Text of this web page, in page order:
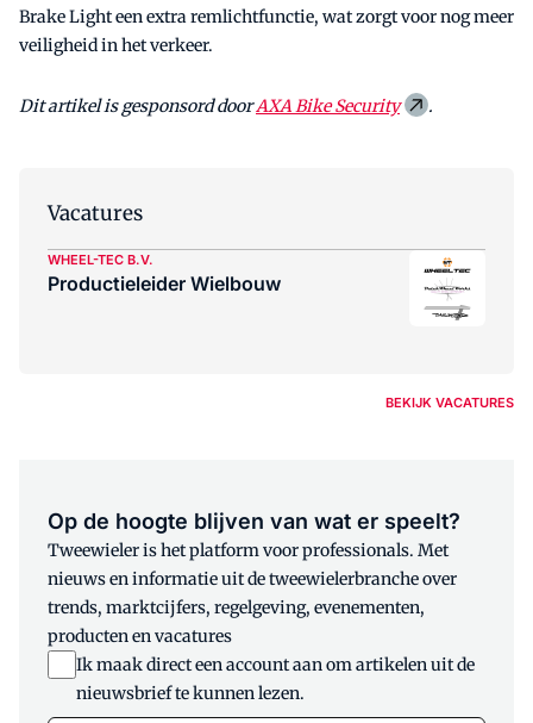
Brake Light een extra remlichtfunctie, wat zorgt voor nog meer
veiligheid in het verkeer.
Dit artikel is gesponsord doorAXA Bike Security .
Vacatures
WHEEL-TEC B.V.
Productieleider Wielbouw
BEKIJK VACATURES
Op de hoogte blijven van wat er speelt?
Tweewieler is het platform voor professionals. Met
nieuws en informatie uit de tweewielerbranche over
trends, marktcijfers, regelgeving, evenementen,
producten en vacatures
Ik maak direct een account aan om artikelen uit de
nieuwsbrief te kunnen lezen.